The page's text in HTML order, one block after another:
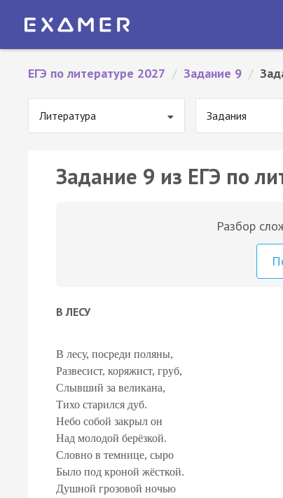
ЕГЭ по литературе 2027 / Задание 9 /
Литература Задания
Задание 9 из ЕГЭ по
Разбор
В ЛЕСУ
В лесу, посреди поляны,
Развесист, коряжист, груб,
Слывший за великана,
Тихо старился дуб.
Небо собой закрыл он
Над молодой берёзкой.
Словно в темнице, сыро
Было под кроной жёсткой.
Душной грозовой ночью